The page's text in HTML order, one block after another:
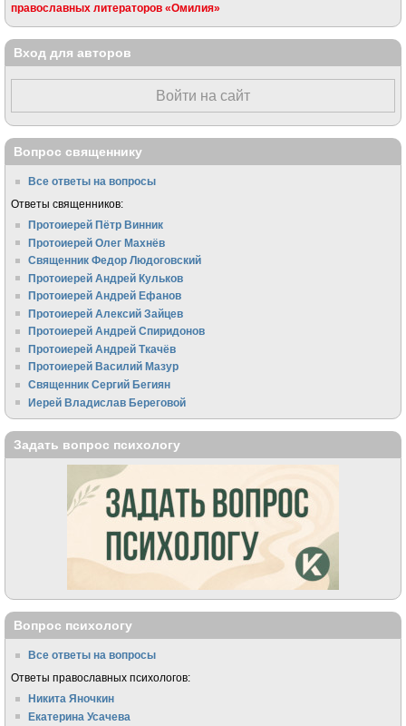
православных литераторов «Омилия»
Вход для авторов
Войти на сайт
Вопрос священнику
Все ответы на вопросы
Ответы священников:
Протоиерей Пётр Винник
Протоиерей Олег Махнёв
Священник Федор Людоговский
Протоиерей Андрей Кульков
Протоиерей Андрей Ефанов
Протоиерей Алексий Зайцев
Протоиерей Андрей Спиридонов
Протоиерей Андрей Ткачёв
Протоиерей Василий Мазур
Священник Сергий Бегиян
Иерей Владислав Береговой
Задать вопрос психологу
Вопрос психологу
Все ответы на вопросы
Ответы православных психологов:
Никита Яночкин
Екатерина Усачева